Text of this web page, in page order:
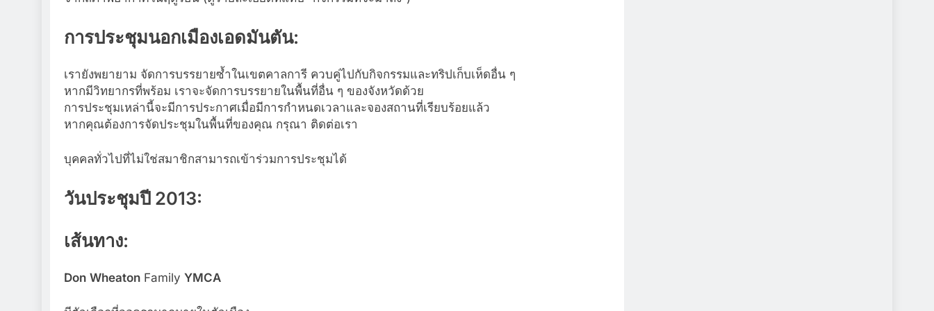
การประชุมนอกเมืองเอดมันตัน:
เรายังพยายาม จัดการบรรยายซ้ำในเขตคาลการี ควบคู่ไปกับกิจกรรมและทริปเก็บเห็ดอื่น ๆ
หากมีวิทยากรที่พร้อม เราจะจัดการบรรยายในพื้นที่อื่น ๆ ของจังหวัดด้วย
การประชุมเหล่านี้จะมีการประกาศเมื่อมีการกำหนดเวลาและจองสถานที่เรียบร้อยแล้ว
หากคุณต้องการจัดประชุมในพื้นที่ของคุณ กรุณา ติดต่อเรา
บุคคลทั่วไปที่ไม่ใช่สมาชิกสามารถเข้าร่วมการประชุมได้
วันประชุมปี 2013:
เส้นทาง:
Don Wheaton Family YMCA